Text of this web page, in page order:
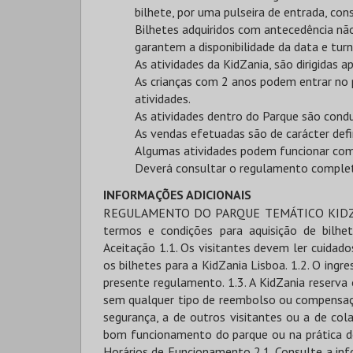
bilhete, por uma pulseira de entrada,
Bilhetes adquiridos com antecedência
garantem a disponibilidade da data e
As atividades da KidZania, são dirigidas
As crianças com 2 anos podem entrar
atividades.
As atividades dentro do Parque são
As vendas efetuadas são de carácter
Algumas atividades podem funcionar
Deverá consultar o regulamento
INFORMAÇÕES ADICIONAIS
REGULAMENTO DO PARQUE TEMÁTICO KIDZANIA LISBOA - O presente regulamento estabelece os termos e condições para aquisição de bilhetes e acesso ao parque temático KidZania Lisboa. 1. Aceitação 1.1. Os visitantes devem ler cuidadosamente o Regulamento do Parque antes de adquirirem os bilhetes para a KidZania Lisboa. 1.2. O ingresso no parque está condicionado à aceitação integral do presente regulamento. 1.3. A KidZania reserva o direito de admissão ou de solicitar a saída do parque, sem qualquer tipo de reembolso ou compensação, a qualquer pessoa que possa colocar em risco a sua segurança, a de outros visitantes ou a de colaboradores, ou insista no incumprimento das normas de bom funcionamento do parque ou na prática de comportamentos ilegais ou ofensivos. 2. Calendário e Horários de Funcionamento 2.1. Consulte a informação referente ao calendário de operação do parque e respetivos horários de funcionamento no website lisboa.kidzania.com ou diretamente na bilheteira do Parque. 2.2. A entrada no parque está sujeita a disponibilidade. 2.3. O horário de funcionamento do Parque poderá sofrer alterações sem aviso prévio. 2.4. Em determinadas datas, a abertura do Parque estará condicionada à aceitação prévia de reservas de grupo, confirmadas por escrito pela KidZania. 3. Termos e Condições para Aquisição de Bilhetes 3.1. O preço dos bilhetes e de outros serviços disponibilizados pela KidZania poderão sofrer alterações sem aviso prévio. 3.2. O preço dos bilhetes inclui IVA à taxa legal em vigor. 3.3. As vendas efetuadas são de carácter definitivo não sendo aceites trocas ou devoluções. 3.4. Bilhetes danificados, rasurados ou com data de validade expirada, não serão aceites como válidos. 3.5. Bilhetes adquiridos com antecedência não garantem acesso privilegiado ou tratamento preferencial no Parque e são válidos única e exclusivamente para a data e hora especificada nos mesmos. 3.6. Bilhetes ou vouchers de oferta adquiridos com antecedência sem data marcada, estão sujeitos à disponibilidade do parque e à validade de utilização especificada nos mesmos. 3.7. Caso os bilhetes sejam adquiridos em nome de outros visitantes (Por exemplo: Reservas de Grupos, Escolas, Festas de Aniversario, Eventos Corporativos, Bilhetes para oferta), o comprador aceita em nome dos visitantes que constituem o grupo, os termos e condições especificados no presente regulamento, bem como toda a informação complementar que seja enviada por escrito pela KidZania Lisboa, relativamente à confirmação dos detalhes da reserva. 3.8. O valor da entrada permite o acesso às atividades lúdicas e educativas disponíveis no parque, não estando incluído qualquer serviço adicional, nomeadamente alimentação e bebidas, festas e eventos, serviço de fotografia e gravação de vídeo, serviço de W-Fi, cacifos, entre outros. 4. Termos e Condições de Acesso 4.1. A KidZania reserva o direito de solicitar um documento de identificação que comprove a idade do visitante. 4.2. Os visitantes devem ler e cumprir as recomendações e sinalética de utilização e segurança do Parque. 4.3. Todas as atividades desenvolvidas dentro do parque têm um carácter meramente lúdico/educativo. 4.4. As crianças são livres de escolher as atividades que pretendem, mediante disponibilidade das mesmas, usufruindo apenas dos benefícios inerentes às atividades que realizem. 4.5. As crianças menores de 8 anos só podem entrar e permanecer no parque, acompanhadas por um adulto. inclusivamente nas situações em que as crianças tenham idade igual ou superior a 8 anos. 4.7. Os adultos deverão estar acompanhados por crianças para poderem entrar no parque. 4.8. O acesso a alguns espaços ou estabelecimentos poderá ser condicionado pela idade ou estatura da criança. 4.9. Alguns espaços ou estabelecimentos têm horários definidos. 4.10. Alguns espaços ou estabelecimentos podem estar temporariamente encerrados para manutenção, remodelação, motivos operacionais ou de ordem técnica. 4.11. Alguns espaços ou estabelecimentos podem ser reservados para festas de aniversário e eventos particulares. 4.12. As últimas atividades de cada turno podem iniciar-se até 30 minutos antes do horário previsto para o fecho do parque. 4.13. Aos maiores de 16 anos não será permitido entrar nos estabelecimentos nem guardar lugar nas filas. 4.14. São permitidas saídas temporárias aos adultos que acompanhem crianças com idade igual ou superior a 8 anos. No caso de